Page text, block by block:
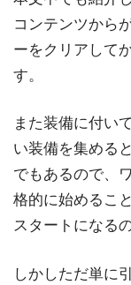
コンテンツから
ーをクリアして
す。
また装備に付い
い装備を集める
でもあるので、
格的に始めるこ
スタートになる
しかしただ単に